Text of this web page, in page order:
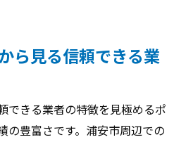
ら見る信頼できる業
できる業者の特徴を見極めるポ
の豊富さです。浦安市周辺での